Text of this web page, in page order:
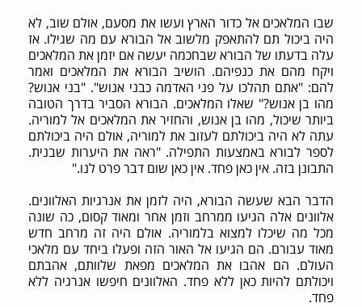
שבו המלאכים אל כדור הארץ ועשו את מסעם, אולם שוב, לא
היה ביכול תם להתאפק מלשוב אל הבורא עם מה שגילו. אז
עלה בדעתו של הבורא שבחכמה יעשה אם יזמן את המלאכים
ויקח מהם את כנפיהם. הושיב הבורא את המלאכים ואמר
להם: "אתם תהלכו על פני האדמה כבני אנוש". "בני אנוש?
מהו בן אנוש?" שאלו המלאכים. הבורא הסביר בדרך הטובה
ביותר שיכול, מהו בן אנוש, והחזיר את המלאכים אל למוריה.
עתה לא היה ביכולתם לעזוב את למוריה, אולם היה ביכולתם
לספר לבורא באמצעות התפילה. "ראה את היערות שבנית.
התבונן בזה. אין כאן פחד. אין כאן שום דבר פרט לנו."
הדבר הבא שעשה הבורא, היה לזמן את אנרגיות האלוונים.
אלוונים אלה הגיעו ממרחב וזמן אחר ומאוד קסום, כה שונה
מכל מה שיכלו למצוא בלמוריה. אולם היה זה מרחב חדש
מאוד עבורם. הם הגיעו אל האור הזה ופעלו ביחד עם מלאכי
העולם. הם אהבו את המלאכים מפאת שלוותם, אהבתם
ויכולתם להיות כאן ללא פחד. האלוונים חיפשו אנרגיה ללא
פחד.